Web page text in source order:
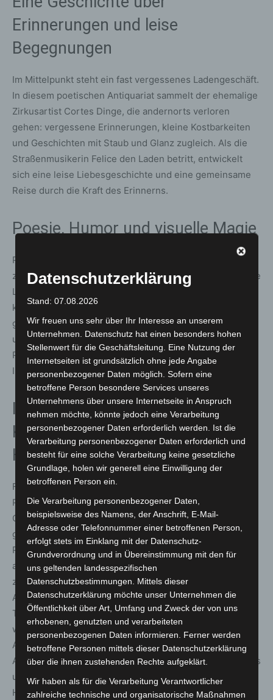
Erinnerungen und leise
Begegnungen
Im Mittelpunkt steht ein fast vergessenes Ladengeschäft.
In diesem poetischen Antiquariat sammelt der ehemalige
Zirkusartist Cortes Dinge, die andernorts verloren
gehen: vergessene Erinnerungen, kleine Kostbarkeiten
und Geschichten mit Staub und Glanz zugleich. Als die
Straßenmusikerin Felice den Laden betritt, entwickelt
sich eine leise Liebesgeschichte und eine gemeinsame
Reise durch die Kraft des Erinnerns.
Poesie, Humor und visuelle Magie
Papierflieger steigen in die Luft, Gegenstände erwachen
zum Leben, Bilder erzählen weiter, wo Worte enden. „The
Little Giftshop“ ist weder reines Konzert noch
klassisches Theaterstück, sondern ein
genreübergreifendes Bühnenerlebnis für Erwachsene
und Familien gleichermaßen. Der Abend verbindet
Poesie, Humor und Staunen zu einer atmosphärischen
Inszenierung.
International erfahrenes
Künstlerduo aus der Region
Hannover
Felice & Cortes arbeiten international und haben ihre
Produktionen unter anderem in Florida, Korea, Brasilien,
China sowie in zahlreichen europäischen Ländern
gezeigt. Felice ist Sängerin, Songwriterin und
Produzentin mehrerer Studioalben und arbeitete unter
anderem mit einem brasilianischen Symphonieorchester
zusammen. Cortes ist Absolvent der Staatlichen
Artistenschule Berlin, tourte mit Produktionen wie dem
Tiger Lillies Circus und trat auf renommierten Bühnen
wie dem Wintergarten Berlin und den GOP Varietés auf.
Als ehemaliger künstlerischer Leiter der Berliner
Artistenschule Die ETAGE verbindet er Artistik, Rhythmus
und visuelles Erzählen zu einer eigenen künstlerischen
Handschrift.
Datenschutzerklärung
Stand: 07.08.2026
Wir freuen uns sehr über Ihr Interesse an unserem
Unternehmen. Datenschutz hat einen besonders hohen
Stellenwert für die Geschäftsleitung. Eine Nutzung der
Internetseiten ist grundsätzlich ohne jede Angabe
personenbezogener Daten möglich. Sofern eine
betroffene Person besondere Services unseres
Unternehmens über unsere Internetseite in Anspruch
nehmen möchte, könnte jedoch eine Verarbeitung
personenbezogener Daten erforderlich werden. Ist die
Verarbeitung personenbezogener Daten erforderlich und
besteht für eine solche Verarbeitung keine gesetzliche
Grundlage, holen wir generell eine Einwilligung der
betroffenen Person ein.
Die Verarbeitung personenbezogener Daten,
beispielsweise des Namens, der Anschrift, E-Mail-
Adresse oder Telefonnummer einer betroffenen Person,
erfolgt stets im Einklang mit der Datenschutz-
Grundverordnung und in Übereinstimmung mit den für
uns geltenden landesspezifischen
Datenschutzbestimmungen. Mittels dieser
Datenschutzerklärung möchte unser Unternehmen die
Öffentlichkeit über Art, Umfang und Zweck der von uns
erhobenen, genutzten und verarbeiteten
personenbezogenen Daten informieren. Ferner werden
betroffene Personen mittels dieser Datenschutzerklärung
über die ihnen zustehenden Rechte aufgeklärt.
Wir haben als für die Verarbeitung Verantwortlicher
zahlreiche technische und organisatorische Maßnahmen